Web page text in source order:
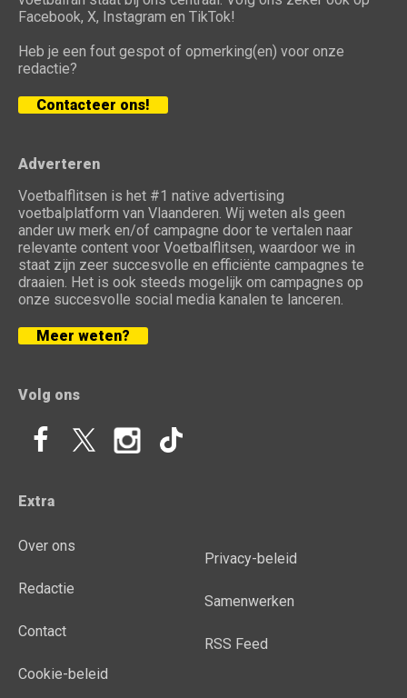
Facebook, X, Instagram en TikTok!
Heb je een fout gespot of opmerking(en) voor onze
redactie?
Contacteer ons!
Adverteren
Voetbalflitsen is het #1 native advertising
voetbalplatform van Vlaanderen. Wij weten als geen
ander uw merk en/of campagne door te vertalen naar
relevante content voor Voetbalflitsen, waardoor we in
staat zijn zeer succesvolle en efficiënte campagnes te
draaien. Het is ook steeds mogelijk om campagnes op
onze succesvolle social media kanalen te lanceren.
Meer weten?
Volg ons
Extra
Over ons
Redactie
Contact
Cookie-beleid
Privacy-beleid
Samenwerken
RSS Feed